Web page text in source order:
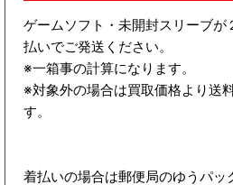
ゲームソフト・未開封スリーブが
払いでご発送ください。
※一箱事の計算になります。
※対象外の場合は買取価格より送
す。
着払いの場合は郵便局のゆうパッ